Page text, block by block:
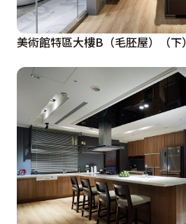
美術館特區大樓B（毛胚屋）（下）